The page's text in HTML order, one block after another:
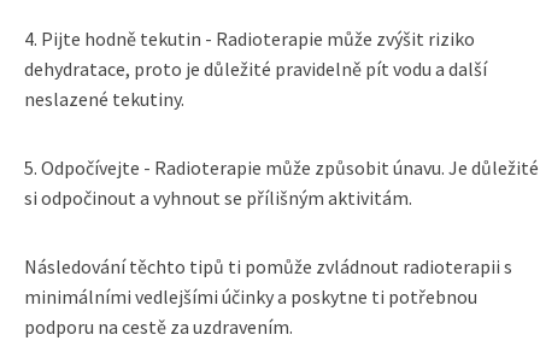
4. Pijte hodně tekutin - Radioterapie může zvýšit riziko
dehydratace, proto je důležité pravidelně pít vodu a další
neslazené tekutiny.
5. Odpočívejte - Radioterapie může způsobit únavu. Je důležité
si odpočinout a vyhnout se přílišným aktivitám.
Následování těchto tipů ti pomůže zvládnout radioterapii s
minimálními vedlejšími účinky a poskytne ti potřebnou
podporu na cestě za uzdravením.